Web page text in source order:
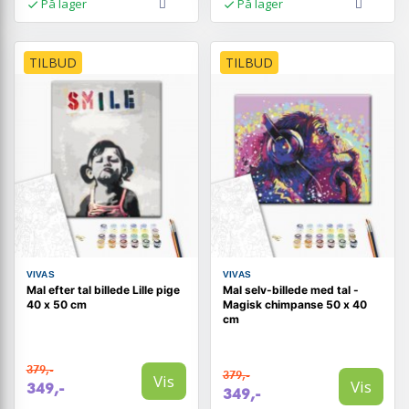
På lager På lager
TILBUD
VIVAS
Mal efter tal billede Lille pige
40 x 50 cm
379,-
349,- Vis
TILBUD
VIVAS
Mal selv-billede med tal -
Magisk chimpanse 50 x 40
cm
379,-
349,- Vis